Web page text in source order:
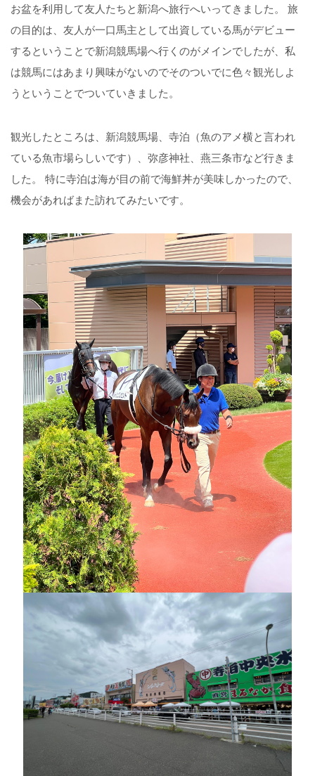
お盆を利用して友人たちと新潟へ旅行へいってきました。 旅
の目的は、友人が一口馬主として出資している馬がデビュー
するということで新潟競馬場へ行くのがメインでしたが、私
は競馬にはあまり興味がないのでそのついでに色々観光しよ
うということでついていきました。
観光したところは、新潟競馬場、寺泊（魚のアメ横と言われ
ている魚市場らしいです）、弥彦神社、燕三条市など行きま
した。 特に寺泊は海が目の前で海鮮丼が美味しかったので、
機会があればまた訪れてみたいです。